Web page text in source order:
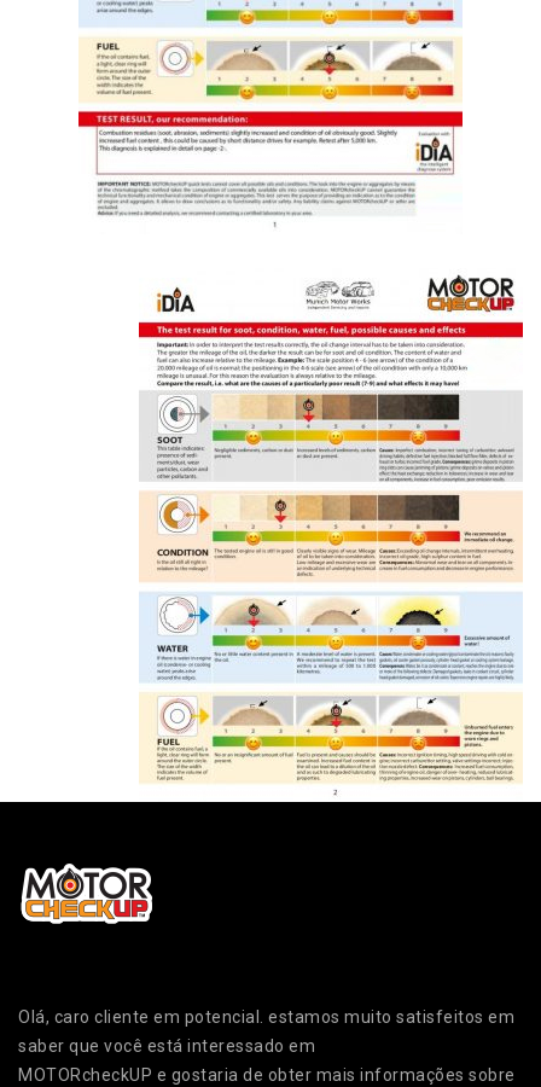
Olá, caro cliente em potencial. estamos muito satisfeitos em
saber que você está interessado em
MOTORcheckUP e gostaria de obter mais informações sobre